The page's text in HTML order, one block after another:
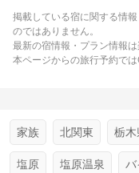
掲載している宿に関する情
のではありません。
最新の宿情報・プラン情報
本ページからの旅行予約で
家族 北関東 栃木
塩原 塩原温泉 バ